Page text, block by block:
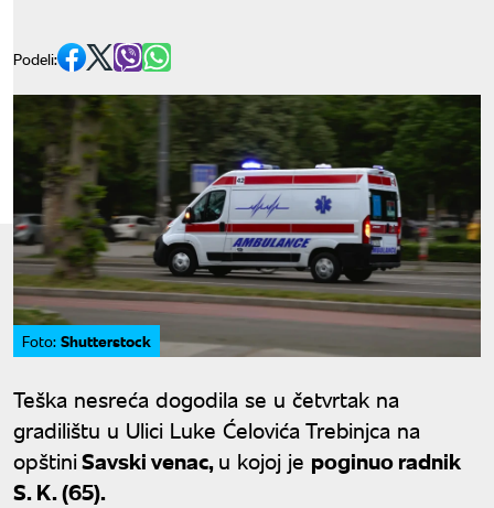
Podeli:
Foto: Shutterstock
Teška nesreća dogodila se u četvrtak na
gradilištu u Ulici Luke Ćelovića Trebinjca na
opštiniSavski venac,u kojoj je poginuo radnik
S. K. (65).